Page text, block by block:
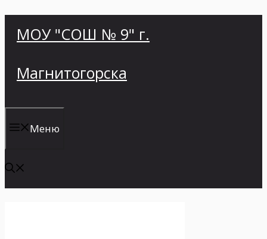
МОУ "СОШ № 9" г.
Магнитогорска
Меню